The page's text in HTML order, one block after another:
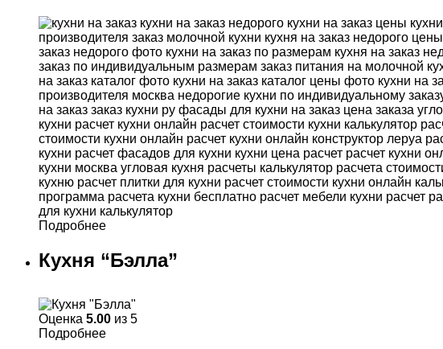
Подробнее
Кухня “Бэлла”
Оценка 5.00 из 5
Подробнее